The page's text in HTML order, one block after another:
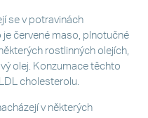
se v potravinách
červené maso, plnotučné
rostlinných olejích,
olej. Konzumace těchto
cholesterolu.
v některých